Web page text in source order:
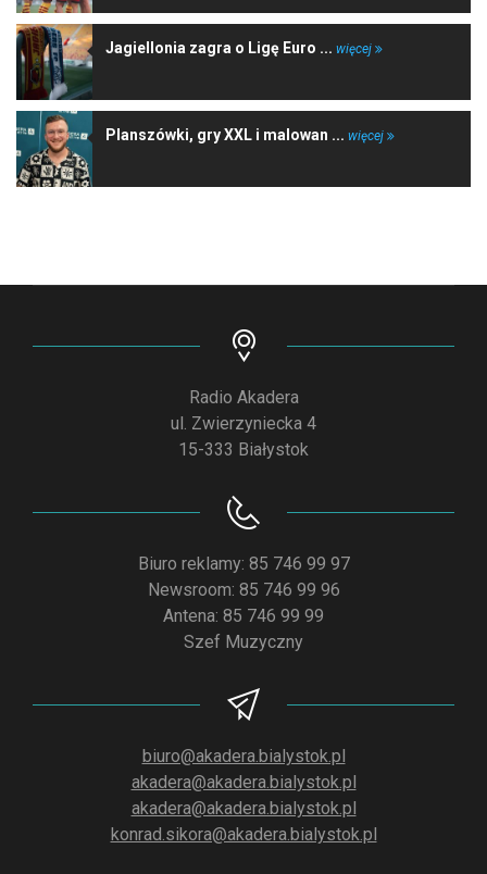
Jagiellonia zagra o Ligę Euro ... więcej
Planszówki, gry XXL i malowan ... więcej
Radio Akadera
ul. Zwierzyniecka 4
15-333 Białystok
Biuro reklamy: 85 746 99 97
Newsroom: 85 746 99 96
Antena: 85 746 99 99
Szef Muzyczny
biuro@akadera.bialystok.pl
akadera@akadera.bialystok.pl
akadera@akadera.bialystok.pl
konrad.sikora@akadera.bialystok.pl